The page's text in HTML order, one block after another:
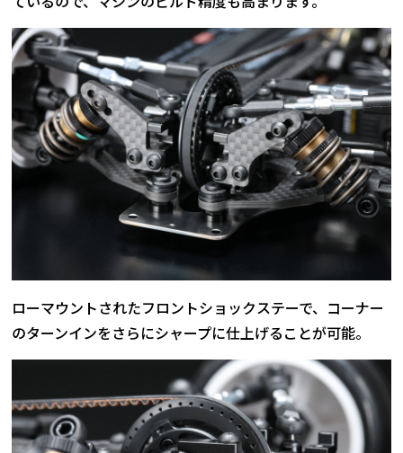
ローマウントされたフロントショックステーで、コーナー
のターンインをさらにシャープに仕上げることが可能。